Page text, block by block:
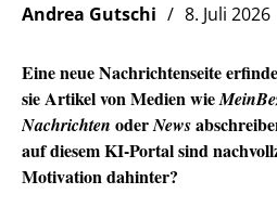
Andrea Gutschi 8. Juli 2026
Eine neue Nachrichtenseite
sie Artikel von Medien wie
Nachrichten oderNews
auf diesem KI-Portal sind
Motivation dahinter?